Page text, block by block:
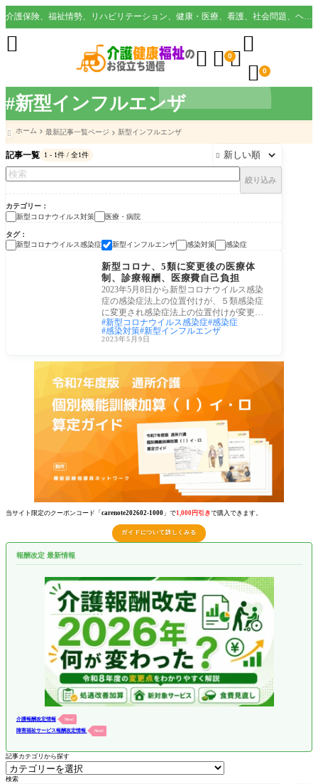
#新型インフルエンザ
介護保険、福祉情勢、リハビリテーション、健康・医療、看護、社会問題、ヘルスケア業界など様々な切り口から役立つ情報を配信。
  0

 0

 ホーム 最新記事一覧ページ 新型インフルエンザ
記事一覧 1 - 1件 / 全1件 
絞り込み
カテゴリー
新型コロナウイルス対策
医療・病院
タグ
新型コロナウイルス感染症
新型インフルエンザ 感染対策 感染症
医療・病院
新型コロナ、5類に変更後の医療体
制、診療報酬、医療費自己負担
2023年5月8日から新型コロナウイルス感染
症の感染症法上の位置付けが、５類感染症
に変更され感染症法上の位置付けが変更と
なります
新型コロナウイルス感染症 感染症
感染対策 新型インフルエンザ
2023年5月9日
当サイト限定のクーポンコード「 carenote202602-1000 」で1,000円引きで購入できます。
ガイドについて詳しくみる
報酬改定 最新情報
介護報酬改定情報 New!
障害福祉サービス報酬改定情報 New!
記事カテゴリから探す
検索